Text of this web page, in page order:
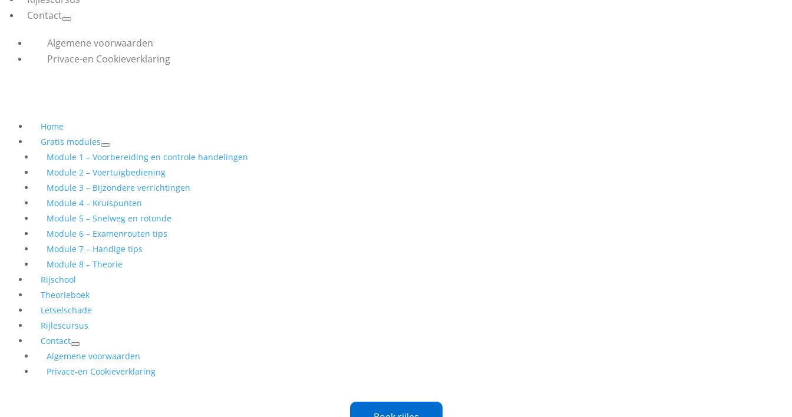
Contact
Algemene voorwaarden
Privace-en Cookieverklaring
Home
Gratis modules
Module 1 – Voorbereiding en controle handelingen
Module 2 – Voertuigbediening
Module 3 – Bijzondere verrichtingen
Module 4 – Kruispunten
Module 5 – Snelweg en rotonde
Module 6 – Examenrouten tips
Module 7 – Handige tips
Module 8 – Theorie
Rijschool
Theorieboek
Letselschade
Rijlescursus
Contact
Algemene voorwaarden
Privace-en Cookieverklaring